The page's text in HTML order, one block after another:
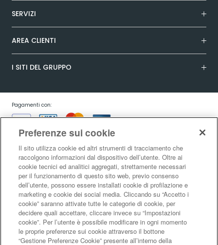
SERVIZI
AREA CLIENTI
I SITI DEL GRUPPO
Pagamenti con:
Garanzia:
Condizioni generali di vendita |Condizioni d’uso del sito|Informativa sulla
risoluzione alternativa controversie consumatori - ADR/ODR
Informativa
sulla privacy |Informativa sulla garanzia legale di conformità|Informativa
sul diritto di recesso| Informativa sul RAEE|Informativa sui cookie
di Autoregolamentazione Netcomm |Netcomm Spazio Consumatori
Preferenze sui cookie
Il sito utilizza cookie ed altri strumenti di tracciamento che
raccolgono informazioni dal dispositivo dell’utente. Oltre ai
cookie tecnici ed analitici aggregati, strettamente necessari
per il funzionamento di questo sito web, previo consenso
dell’utente, possono essere installati cookie di profilazione e
marketing e cookie dei social media. Cliccando su “Accetto i
cookie” saranno attivate tutte le categorie di cookie, per
decidere quali accettare, cliccare invece su “Impostazioni
cookie”. Per l’utente è possibile modificare in ogni momento
le proprie preferenze sui cookie attraverso il bottone
“Gestione Preferenze Cookie” presente all’interno della